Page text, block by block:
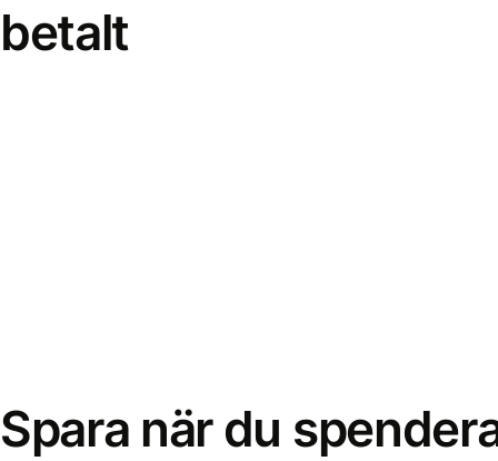
betalt
Spara när du